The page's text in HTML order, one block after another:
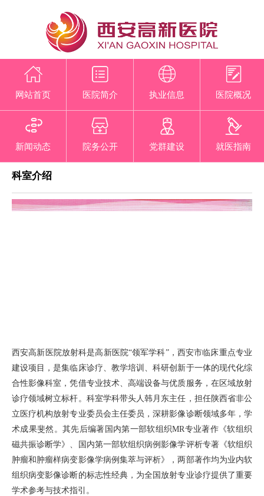
网站首页 医院简介 执业信息 医院概况
新闻动态 院务公开 党群建设 就医指南
科室介绍
西安高新医院放射科是高新医院“领军学科”，西安市临床重点专业
建设项目，是集临床诊疗、教学培训、科研创新于一体的现代化综
合性影像科室，凭借专业技术、高端设备与优质服务，在区域放射
诊疗领域树立标杆。科室学科带头人韩月东主任，担任陕西省非公
立医疗机构放射专业委员会主任委员，深耕影像诊断领域多年，学
术成果斐然。其先后编著国内第一部软组织MR专业著作《软组织
磁共振诊断学》、国内第一部软组织病例影像学评析专著《软组织
肿瘤和肿瘤样病变影像学病例集萃与评析》，两部著作均为业内软
组织病变影像诊断的标志性经典，为全国放射专业诊疗提供了重要
学术参考与技术指引。